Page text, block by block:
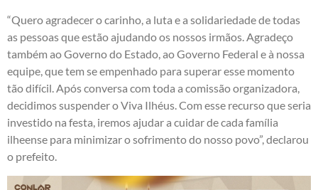
“Quero agradecer o carinho, a luta e a solidariedade de todas
as pessoas que estão ajudando os nossos irmãos. Agradeço
também ao Governo do Estado, ao Governo Federal e à nossa
equipe, que tem se empenhado para superar esse momento
tão difícil. Após conversa com toda a comissão organizadora,
decidimos suspender o Viva Ilhéus. Com esse recurso que seria
investido na festa, iremos ajudar a cuidar de cada família
ilheense para minimizar o sofrimento do nosso povo”, declarou
o prefeito.